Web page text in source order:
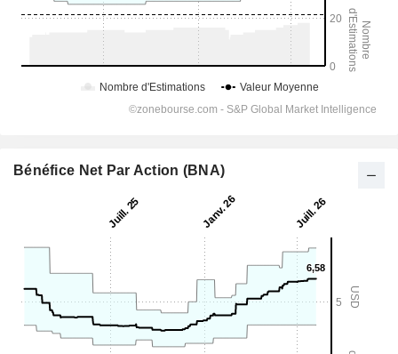
Bénéfice Net Par Action (BNA)